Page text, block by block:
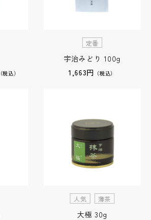
（税込）
定番
宇治みどり 100g
1,663円 （税込）
人気 薄茶
大極 30g